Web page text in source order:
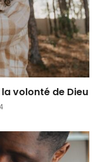
volonté de Dieu